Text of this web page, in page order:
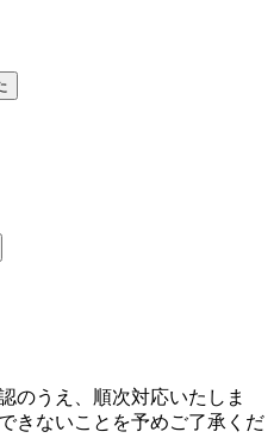
のうえ、順次対応いたしま
きないことを予めご了承くだ